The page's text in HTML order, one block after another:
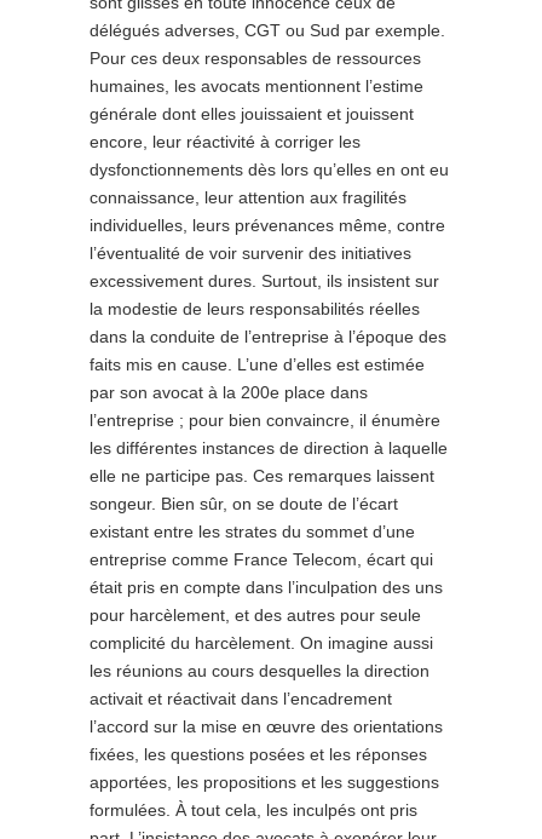
délégués adverses, CGT ou Sud par exemple.
Pour ces deux responsables de ressources
humaines, les avocats mentionnent l’estime
générale dont elles jouissaient et jouissent
encore, leur réactivité à corriger les
dysfonctionnements dès lors qu’elles en ont eu
connaissance, leur attention aux fragilités
individuelles, leurs prévenances même, contre
l’éventualité de voir survenir des initiatives
excessivement dures. Surtout, ils insistent sur
la modestie de leurs responsabilités réelles
dans la conduite de l’entreprise à l’époque des
faits mis en cause. L’une d’elles est estimée
par son avocat à la 200e place dans
l’entreprise ; pour bien convaincre, il énumère
les différentes instances de direction à laquelle
elle ne participe pas. Ces remarques laissent
songeur. Bien sûr, on se doute de l’écart
existant entre les strates du sommet d’une
entreprise comme France Telecom, écart qui
était pris en compte dans l’inculpation des uns
pour harcèlement, et des autres pour seule
complicité du harcèlement. On imagine aussi
les réunions au cours desquelles la direction
activait et réactivait dans l’encadrement
l’accord sur la mise en œuvre des orientations
fixées, les questions posées et les réponses
apportées, les propositions et les suggestions
formulées. À tout cela, les inculpés ont pris